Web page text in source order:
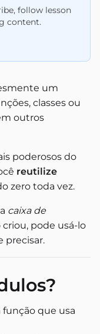
follow lesson
content.
um
classes ou
outros
poderosos do
reutilize
zero toda vez.
caixa de
pode usá-lo
precisar.
que usa